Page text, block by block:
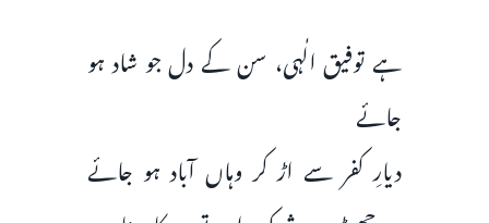
ہے توفیق الٰہی، سن کے دل جو شاد ہو
جائے
دیارِ کفر سے اڑ کر وہاں آباد ہو جائے